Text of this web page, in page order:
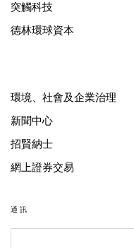
突觸科技
德林環球資本
環境、社會及企業治理
新聞中心
招賢納士
網上證券交易
通訊